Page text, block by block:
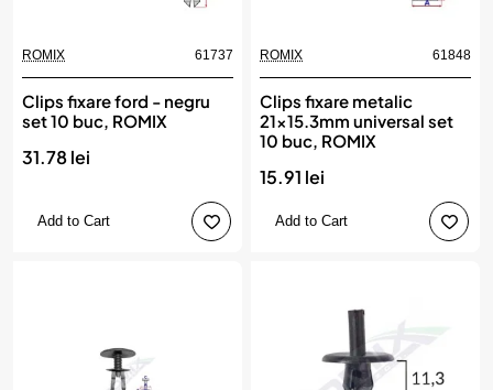
ROMIX 61737
Clips fixare ford - negru
set 10 buc, ROMIX
31.78 lei
Add to Cart
ROMIX 61848
Clips fixare metalic
21x15.3mm universal set
10 buc, ROMIX
15.91 lei
Add to Cart